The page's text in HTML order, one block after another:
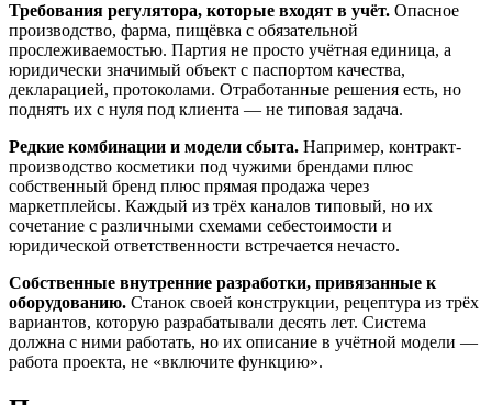
Требования регулятора, которые входят в учёт. Опасное
производство, фарма, пищёвка с обязательной
прослеживаемостью. Партия не просто учётная единица, а
юридически значимый объект с паспортом качества,
декларацией, протоколами. Отработанные решения есть, но
поднять их с нуля под клиента — не типовая задача.
Редкие комбинации и модели сбыта. Например, контракт-
производство косметики под чужими брендами плюс
собственный бренд плюс прямая продажа через
маркетплейсы. Каждый из трёх каналов типовый, но их
сочетание с различными схемами себестоимости и
юридической ответственности встречается нечасто.
Собственные внутренние разработки, привязанные к
оборудованию. Станок своей конструкции, рецептура из трёх
вариантов, которую разрабатывали десять лет. Система
должна с ними работать, но их описание в учётной модели —
работа проекта, не «включите функцию».